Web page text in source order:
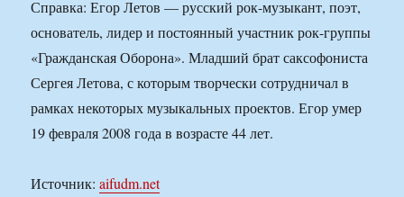
Справка: Егор Летов — русский рок-музыкант, поэт,
основатель, лидер и постоянный участник рок-группы
«Гражданская Оборона». Младший брат саксофониста
Сергея Летова, с которым творчески сотрудничал в
рамках некоторых музыкальных проектов. Егор умер
19 февраля 2008 года в возрасте 44 лет.
Источник:aifudm.net